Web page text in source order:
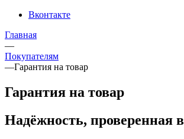
Вконтакте
Главная
—
Покупателям
—Гарантия на товар
Гарантия на товар
Надёжность, проверенная